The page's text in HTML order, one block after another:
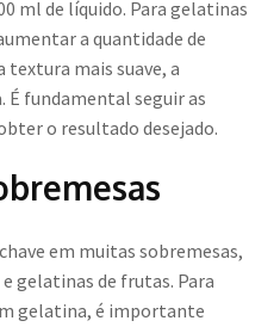
ml de líquido. Para gelatinas
a quantidade de
mais suave, a
É fundamental seguir as
o resultado desejado.
em muitas sobremesas,
gelatinas de frutas. Para
gelatina, é importante